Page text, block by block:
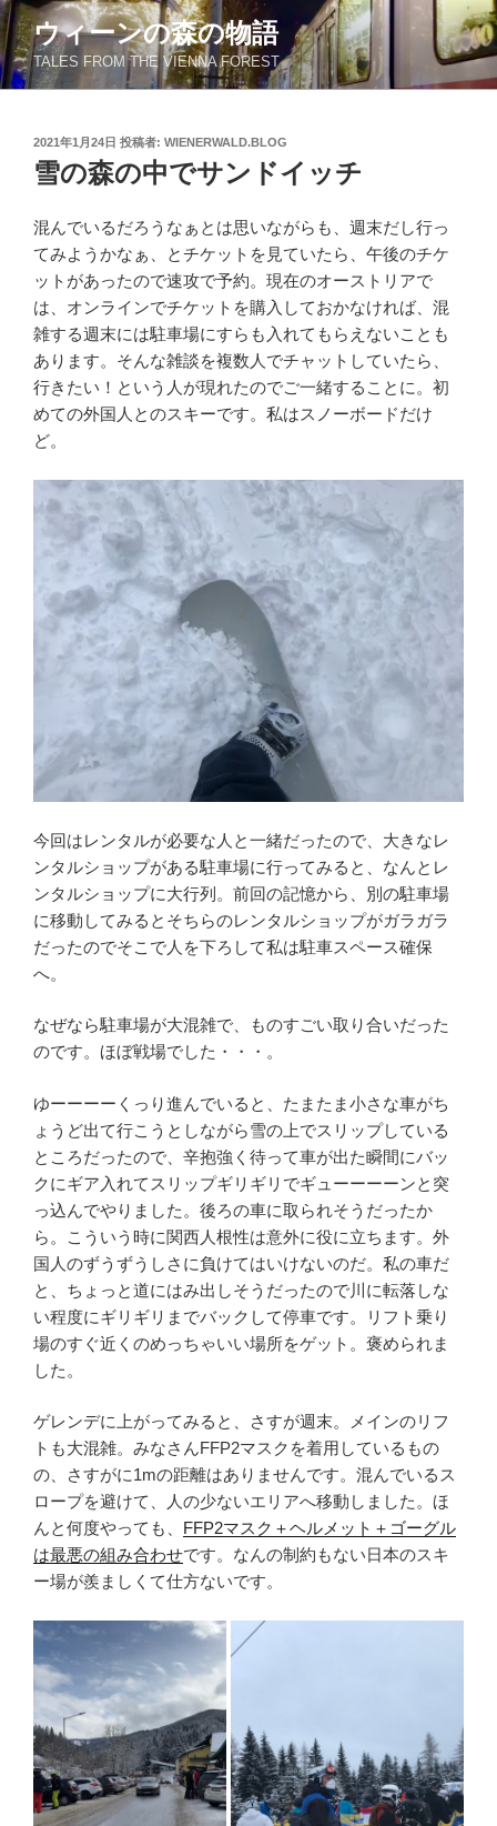
コ
ン
テ
ン
ウィーンの森の物語
TALES FROM THE VIENNA FOREST
投
稿
日:
2021年1月24日 投稿者: WIENERWALD.BLOG
雪の森の中でサンドイッチ
混んでいるだろうなぁとは思いながらも、週末だし行っ
てみようかなぁ、とチケットを見ていたら、午後のチケ
ットがあったので速攻で予約。現在のオーストリアで
は、オンラインでチケットを購入しておかなければ、混
雑する週末には駐車場にすらも入れてもらえないことも
あります。そんな雑談を複数人でチャットしていたら、
行きたい！という人が現れたのでご一緒することに。初
めての外国人とのスキーです。私はスノーボードだけ
ど。
今回はレンタルが必要な人と一緒だったので、大きなレ
ンタルショップがある駐車場に行ってみると、なんとレ
ンタルショップに大行列。前回の記憶から、別の駐車場
に移動してみるとそちらのレンタルショップがガラガラ
だったのでそこで人を下ろして私は駐車スペース確保
へ。
なぜなら駐車場が大混雑で、ものすごい取り合いだった
のです。ほぼ戦場でした・・・。
ゆーーーーくっり進んでいると、たまたま小さな車がち
ょうど出て行こうとしながら雪の上でスリップしている
ところだったので、辛抱強く待って車が出た瞬間にバッ
クにギア入れてスリップギリギリでギューーーーンと突
っ込んでやりました。後ろの車に取られそうだったか
ら。こういう時に関西人根性は意外に役に立ちます。外
国人のずうずうしさに負けてはいけないのだ。私の車だ
と、ちょっと道にはみ出しそうだったので川に転落しな
い程度にギリギリまでバックして停車です。リフト乗り
場のすぐ近くのめっちゃいい場所をゲット。褒められま
した。
ゲレンデに上がってみると、さすが週末。メインのリフ
トも大混雑。みなさんFFP2マスクを着用しているもの
の、さすがに1mの距離はありませんです。混んでいるス
ロープを避けて、人の少ないエリアへ移動しました。ほ
んと何度やっても、 FFP2マスク＋ヘルメット＋ゴーグル
は最悪の組み合わせです。なんの制約もない日本のスキ
ー場が羨ましくて仕方ないです。